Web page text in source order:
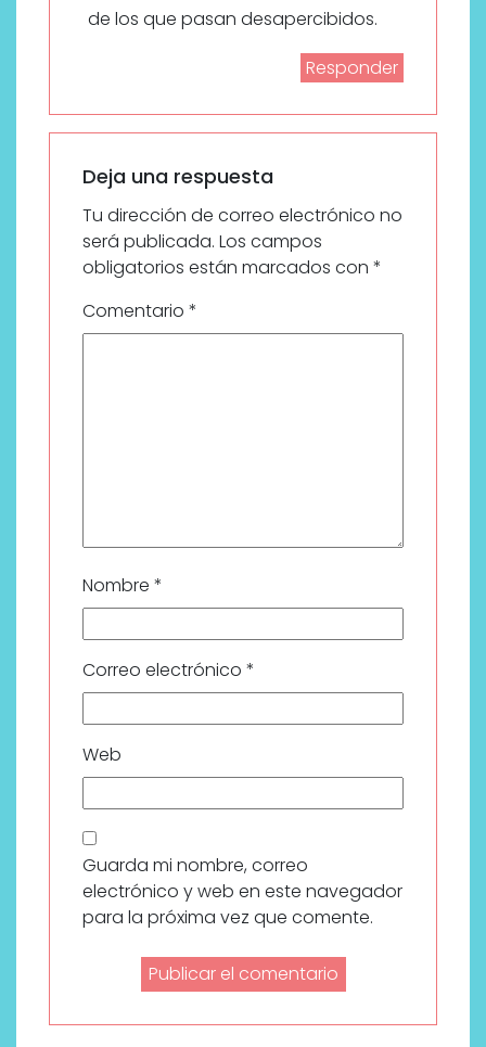
de los que pasan desapercibidos.
Responder
Deja una respuesta
Tu dirección de correo electrónico no
será publicada. Los campos
obligatorios están marcados con *
Comentario *
Nombre *
Correo electrónico *
Web
Guarda mi nombre, correo
electrónico y web en este navegador
para la próxima vez que comente.